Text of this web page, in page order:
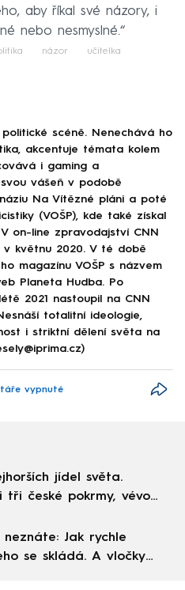
aby říkal své názory, i
nebo nesmyslné.“
názor učitelka
scéně. Nenechává ho
akcentuje témata kolem
i gaming a
vášeň v podobě
Na Vítězné pláni a poté
(VOŠP), kde také získal
on-line zpravodajství CNN
v květnu 2020. V té době
magazínu VOŠP s názvem
Planeta Hudba. Po
2021 nastoupil na CNN
totalitní ideologie,
i striktní dělení světa na
vypnuté
jídel světa.
tři české pokrmy, vévodí
neznáte: Jak rychle
se skládá. A vločky